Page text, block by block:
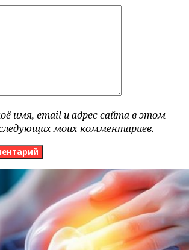
имя, email и адрес сайта в этом
моих комментариев.